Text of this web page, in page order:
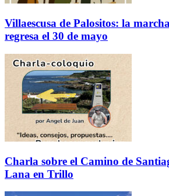
Villaescusa de Palositos: la
regresa el 30 de mayo
Charla sobre el Camino de
Lana en Trillo